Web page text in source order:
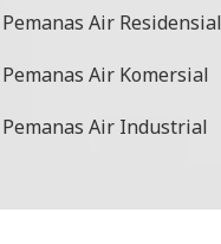
Pemanas Air Residensial
Pemanas Air Komersial
Pemanas Air Industrial